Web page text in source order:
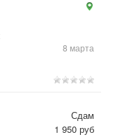
8 марта
Сдам
1 950 руб